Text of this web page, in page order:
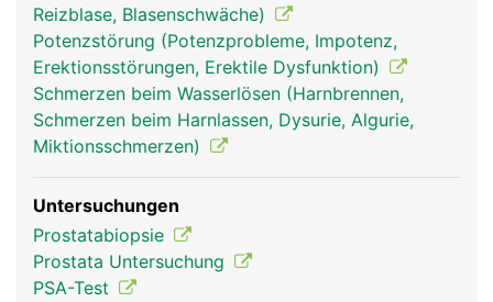
Reizblase, Blasenschwäche)
Potenzstörung (Potenzprobleme, Impotenz,
Erektionsstörungen, Erektile Dysfunktion)
Schmerzen beim Wasserlösen (Harnbrennen,
Schmerzen beim Harnlassen, Dysurie, Algurie,
Miktionsschmerzen)
Untersuchungen
Prostatabiopsie
Prostata Untersuchung
PSA-Test